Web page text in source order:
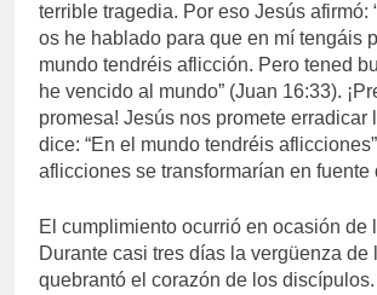
terrible tragedia. Por eso Jesús afirmó:
os he hablado para que en mí tengáis
mundo tendréis aflicción. Pero tened
he vencido al mundo” (Juan 16:33).
promesa! Jesús nos promete erradicar
dice: “En el mundo tendréis
aflicciones se transformarían en fuente
El cumplimiento ocurrió en ocasión de
Durante casi tres días la vergüenza de
quebrantó el corazón de los